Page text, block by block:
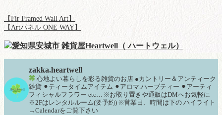
【Fir Framed Wall Art】
【Artパネル ONE WAY】
zakka.heartwell
心地よい暮らしを彩る雑貨のお店 ●カントリー＆アンティーク
雑貨 ⚫︎ティータイムアイテム ⚫︎アロマ.ハーブティー ⚫︎アーティ
フィシャルフラワー etc… ※お取り置きや通販はDMへお気軽に
※2Fはレンタルルーム(要予約) ※営業日、時間は下の ハイライト
→Calendarをご覧下さい